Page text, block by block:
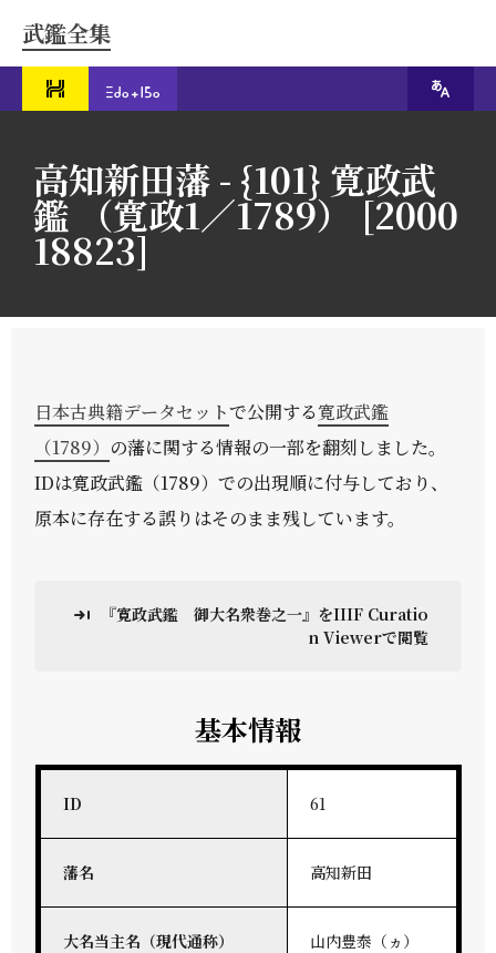
武鑑全集
高知新田藩 - {101} 寛政武
鑑 （寛政1／1789） [2000
18823]
日本古典籍データセットで公開する寛政武鑑
（1789） の藩に関する情報の一部を翻刻しました。
IDは寛政武鑑（1789）での出現順に付与しており、
原本に存在する誤りはそのまま残しています。
『寛政武鑑 御大名衆巻之一』をIIIF Curatio
n Viewerで閲覧
基本情報
ID 61
藩名 高知新田
大名当主名（現代通称） 山内豊泰（ヵ）